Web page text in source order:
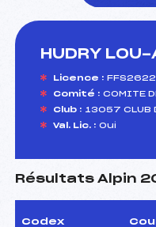
HUDRY LOU-
Licence :
Comité : COMITE
Club : 13057 CLUB
Val. Lic. : Oui
Résultats Alpin
Codex